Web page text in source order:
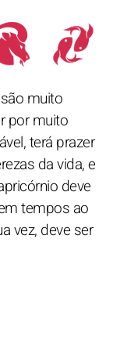
muito
por muito
terá prazer
da vida, e
deve
tempos ao
vez, deve ser